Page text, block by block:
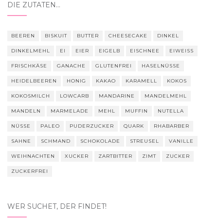
DIE ZUTATEN…
BEEREN BISKUIT BUTTER CHEESECAKE DINKEL
DINKELMEHL EI EIER EIGELB EISCHNEE EIWEISS
FRISCHKÄSE GANACHE GLUTENFREI HASELNÜSSE
HEIDELBEEREN HONIG KAKAO KARAMELL KOKOS
KOKOSMILCH LOWCARB MANDARINE MANDELMEHL
MANDELN MARMELADE MEHL MUFFIN NUTELLA
NÜSSE PALEO PUDERZUCKER QUARK RHABARBER
SAHNE SCHMAND SCHOKOLADE STREUSEL VANILLE
WEIHNACHTEN XUCKER ZARTBITTER ZIMT ZUCKER
ZUCKERFREI
WER SUCHET, DER FINDET!